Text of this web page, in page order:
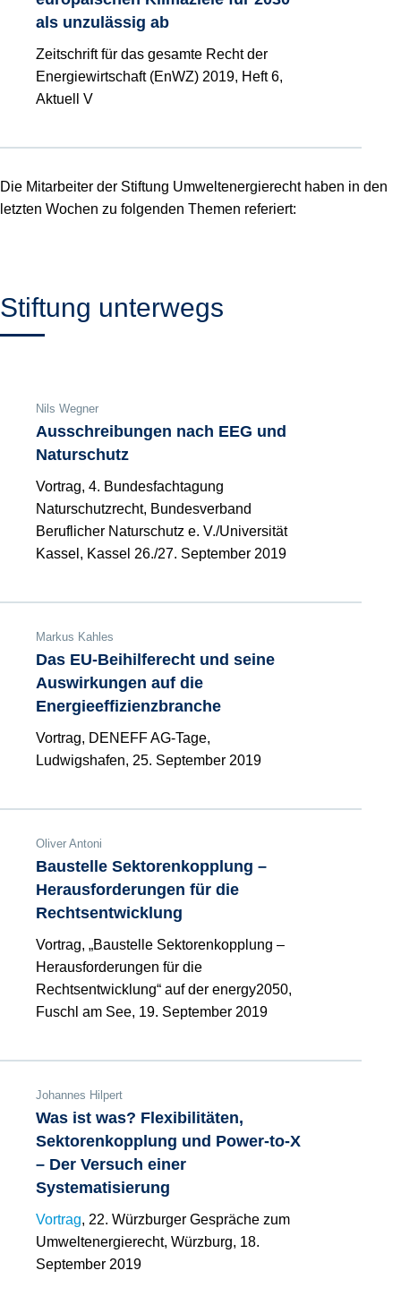
als unzulässig ab
Zeitschrift für das gesamte Recht der
Energiewirtschaft (EnWZ) 2019, Heft 6,
Aktuell V
Die Mitarbeiter der Stiftung Umweltenergierecht haben in den
letzten Wochen zu folgenden Themen referiert:
Stiftung unterwegs
Nils Wegner
Ausschreibungen nach EEG und
Naturschutz
Vortrag, 4. Bundesfachtagung
Naturschutzrecht, Bundesverband
Beruflicher Naturschutz e. V./Universität
Kassel, Kassel 26./27. September 2019
Markus Kahles
Das EU-Beihilferecht und seine
Auswirkungen auf die
Energieeffizienzbranche
Vortrag, DENEFF AG-Tage,
Ludwigshafen, 25. September 2019
Oliver Antoni
Baustelle Sektorenkopplung –
Herausforderungen für die
Rechtsentwicklung
Vortrag, „Baustelle Sektorenkopplung –
Herausforderungen für die
Rechtsentwicklung“ auf der energy2050,
Fuschl am See, 19. September 2019
Johannes Hilpert
Was ist was? Flexibilitäten,
Sektorenkopplung und Power-to-X
– Der Versuch einer
Systematisierung
Vortrag, 22. Würzburger Gespräche zum
Umweltenergierecht, Würzburg, 18.
September 2019